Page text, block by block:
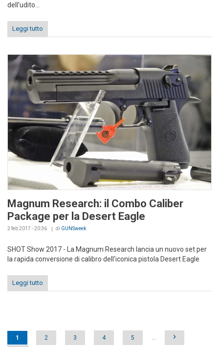
dell'udito...
Leggi tutto
Magnum Research: il Combo Caliber
Package per la Desert Eagle
2 feb 2017 - 20:36 di GUNSweek
SHOT Show 2017 - La Magnum Research lancia un nuovo set per
la rapida conversione di calibro dell'iconica pistola Desert Eagle
Leggi tutto
Pages
1 2 3 4 5 …
›